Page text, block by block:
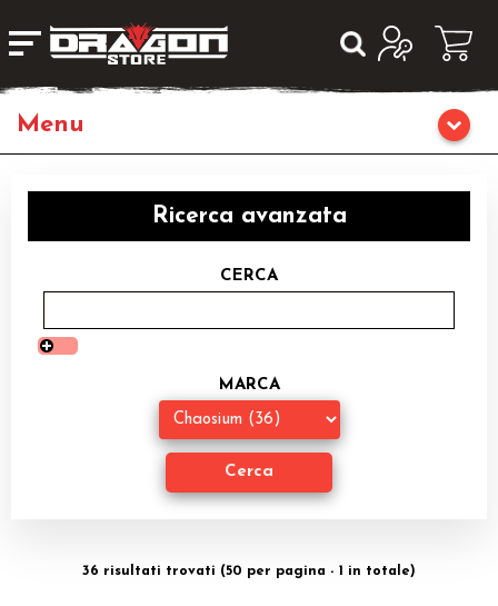
Giochi di Ruolo
Librigame
Editoria
Giochi di Carte Collezionabili
Accessori
Ricerca avanzata
CERCA
MARCA
36 risultati trovati (50 per pagina - 1 in totale)